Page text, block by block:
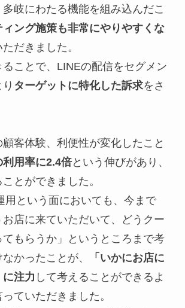
多岐にわたる機能を組み込んだこ
ィング施策も非常にやりやすくな
だきました。
ことで、LINEの配信をセグメン
ターゲットに特化した訴求をさ
顧客体験、利便性が変化したこと
利用率に2.4倍という伸びがあり、
とができました。
用という面においても、今まで
お店に来ていただいて、どうクー
もらうか」というところまで考
かったことが、
「いかにお店に
注力 して考えることができるよ
ていただきました。